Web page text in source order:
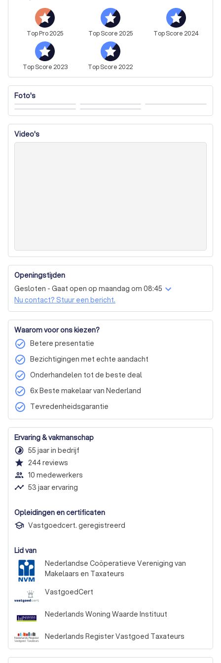
Met deze unieke fundamenten beloven wij het beste
resultaat bij de aankoop of verkoop van jouw huis!
TopPro2025 TopScore 2025 TopScore 2024
TopScore 2023 TopScore 2022
Foto's
Video's
Openingstijden
Gesloten - Gaat open op maandag om 08:45
Nu contact? Stuur een bericht.
Waarom voor ons kiezen?
check_circle Betere presentatie
check_circle Bezichtigingen met echte aandacht
check_circle Onderhandelen tot de beste deal
check_circle 6x Beste makelaar van Nederland
check_circle Tevredenheidsgarantie
Ervaring & vakmanschap
timelapse 55 jaar in bedrijf
star 244reviews
people_outline 10 medewerkers
timeline 53 jaar ervaring
Opleidingen en certificaten
Vastgoedcert. geregistreerd
Lid van
Nederlandse Coöperatieve Vereniging van
Makelaars en Taxateurs
VastgoedCert
Nederlands Woning Waarde Instituut
Nederlands Register Vastgoed Taxateurs